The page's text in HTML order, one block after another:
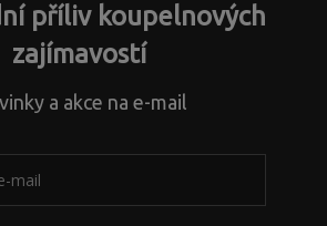
příliv koupelnových
zajímavostí
a akce na e-mail